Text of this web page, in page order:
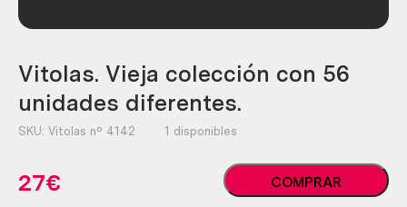
Vitolas. Vieja colección con 56
unidades diferentes.
SKU: Vitolas nº 4142 1 disponibles
27€
Vitolas.
Vieja
COMPRAR